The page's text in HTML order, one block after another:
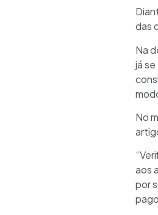
das
Na
já
No
aos
por